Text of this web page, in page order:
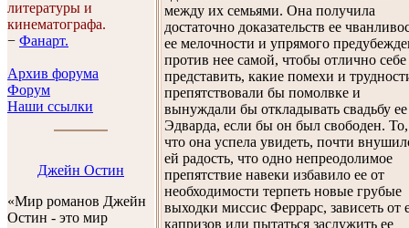
литературы и
кинематографа.
− Фанарт.
Архив форума
Форум
Наши ссылки
Джейн Остин
«Мир романов Джейн
Остин - это мир
между их семьями. Она получила
достаточно доказательств ее
ее мелочности и упрямого
против нее самой, чтобы отлично себе
представить, какие помехи и
препятствовали бы помолвке и
вынуждали бы откладывать свадьбу
Эдварда, если бы он был свободен. То,
что она успела увидеть, почти
ей радость, что одно непреодолимое
препятствие навеки избавило ее от
необходимости терпеть новые грубые
выходки миссис Феррарс, зависеть от
капризов или пытаться заслужить ее